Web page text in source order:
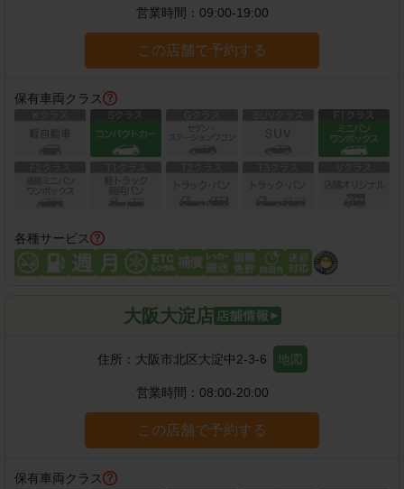
営業時間： 09:00-19:00
この店舗で予約する
保有車両クラス
各種サービス
大阪大淀店
住所： 大阪市北区大淀中2-3-6 地図
営業時間： 08:00-20:00
この店舗で予約する
保有車両クラス